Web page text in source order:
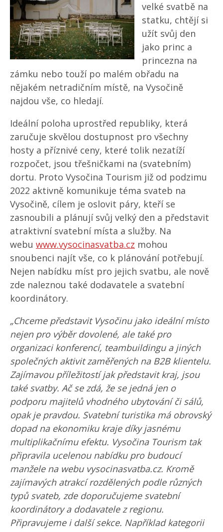
velké svatbě na
statku, chtějí si
užít svůj den
jako princ a
princezna na
zámku nebo touží po malém obřadu na
nějakém netradičním místě, na Vysočině
najdou vše, co hledají.
Ideální poloha uprostřed republiky, která
zaručuje skvělou dostupnost pro všechny
hosty a příznivé ceny, které tolik nezatíží
rozpočet, jsou třešničkami na (svatebním)
dortu. Proto Vysočina Tourism již od podzimu
2022 aktivně komunikuje téma svateb na
Vysočině, cílem je oslovit páry, kteří se
zasnoubili a plánují svůj velký den a představit
atraktivní svatební místa a služby. Na
webu www.vysocinasvatba.cz mohou
snoubenci najít vše, co k plánování potřebují.
Nejen nabídku míst pro jejich svatbu, ale nově
zde naleznou také dodavatele a svatební
koordinátory.
„Chceme představit Vysočinu jako ideální místo
nejen pro výběr dovolené, ale také pro
organizaci konferencí, teambuildingu a jiných
společných aktivit zaměřených na B2B klientelu.
Zajímavou příležitostí jak představit kraj, jsou
také svatby. Ač se zdá, že se jedná jen o
podporu majitelů vhodného ubytování či sálů,
opak je pravdou. Svatební turistika má obrovský
dopad na ekonomiku kraje díky jasnému
multiplikačnímu efektu. Vysočina Tourism tak
připravila ucelenou nabídku pro budoucí
manžele na webu vysocinasvatba.cz. Kromě
zajímavých atrakcí rozdělených podle různých
typů svateb, zde doporučujeme svatební
koordinátory a dodavatele z regionu.
Připravujeme i další sekce. Například kategorii